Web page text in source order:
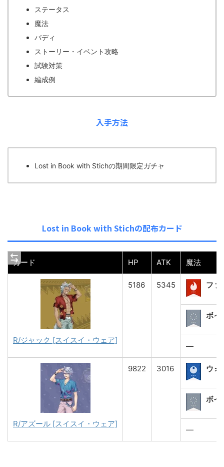
ステータス
魔法
バディ
ストーリー・イベント攻略
試験対策
編成例
入手方法
Lost in Book with Stichの期間限定ガチャ
Lost in Book with Stichの配布カード
カード HP ATK 魔法
R/ジャック [スイスイ・ウェア]
5186 5345 ファ
ボイ
―
R/アズール [スイスイ・ウェア]
9822 3016 ウォ
ボイ
―